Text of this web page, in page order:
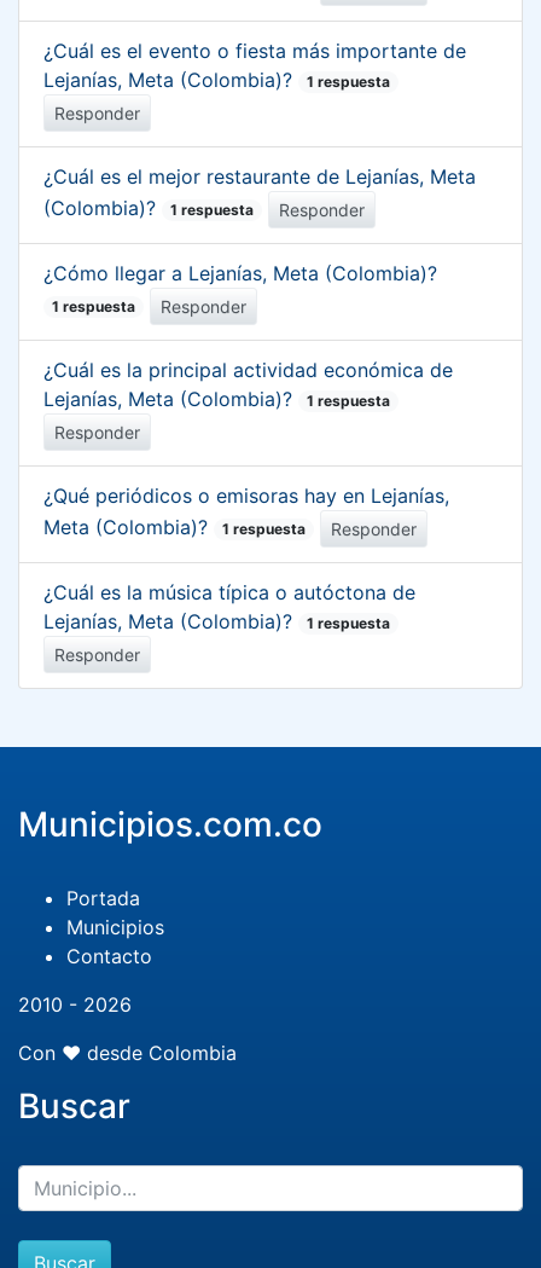
¿Cuál es el evento o fiesta más importante de
Lejanías, Meta (Colombia)?
1 respuesta
Responder
¿Cuál es el mejor restaurante de Lejanías, Meta
(Colombia)?
1 respuesta Responder
¿Cómo llegar a Lejanías, Meta (Colombia)?
1 respuesta Responder
¿Cuál es la principal actividad económica de
Lejanías, Meta (Colombia)?
1 respuesta
Responder
¿Qué periódicos o emisoras hay en Lejanías,
Meta (Colombia)?
1 respuesta Responder
¿Cuál es la música típica o autóctona de
Lejanías, Meta (Colombia)?
1 respuesta
Responder
Municipios.com.co
Portada
Municipios
Contacto
2010 - 2026
Con ❤️ desde Colombia
Buscar